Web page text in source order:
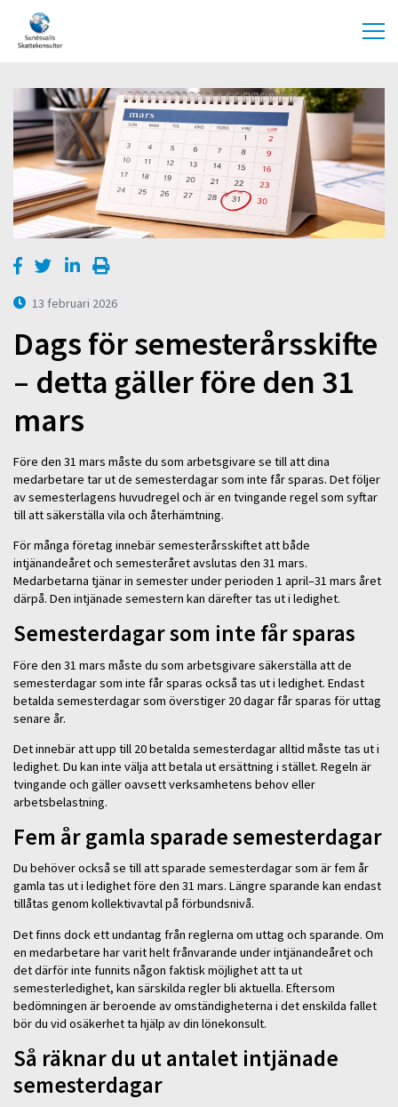
13 februari 2026
Dags för semesterårsskifte
– detta gäller före den 31
mars
Före den 31 mars måste du som arbetsgivare se till att dina
medarbetare tar ut de semesterdagar som inte får sparas. Det följer
av semesterlagens huvudregel och är en tvingande regel som syftar
till att säkerställa vila och återhämtning.
För många företag innebär semesterårsskiftet att både
intjänandeåret och semesteråret avslutas den 31 mars.
Medarbetarna tjänar in semester under perioden 1 april–31 mars året
därpå. Den intjänade semestern kan därefter tas ut i ledighet.
Semesterdagar som inte får sparas
Före den 31 mars måste du som arbetsgivare säkerställa att de
semesterdagar som inte får sparas också tas ut i ledighet. Endast
betalda semesterdagar som överstiger 20 dagar får sparas för uttag
senare år.
Det innebär att upp till 20 betalda semesterdagar alltid måste tas ut i
ledighet. Du kan inte välja att betala ut ersättning i stället. Regeln är
tvingande och gäller oavsett verksamhetens behov eller
arbetsbelastning.
Fem år gamla sparade semesterdagar
Du behöver också se till att sparade semesterdagar som är fem år
gamla tas ut i ledighet före den 31 mars. Längre sparande kan endast
tillåtas genom kollektivavtal på förbundsnivå.
Det finns dock ett undantag från reglerna om uttag och sparande. Om
en medarbetare har varit helt frånvarande under intjänandeåret och
det därför inte funnits någon faktisk möjlighet att ta ut
semesterledighet, kan särskilda regler bli aktuella. Eftersom
bedömningen är beroende av omständigheterna i det enskilda fallet
bör du vid osäkerhet ta hjälp av din lönekonsult.
Så räknar du ut antalet intjänade
semesterdagar